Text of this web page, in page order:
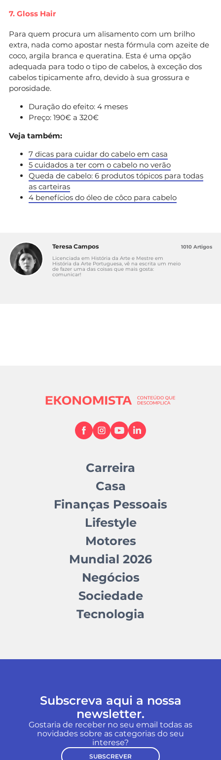
7. Gloss Hair
Para quem procura um alisamento com um brilho
extra, nada como apostar nesta fórmula com azeite de
coco, argila branca e queratina. Esta é uma opção
adequada para todo o tipo de cabelos, à exceção dos
cabelos tipicamente afro, devido à sua grossura e
porosidade.
Duração do efeito: 4 meses
Preço: 190€ a 320€
Veja também:
7 dicas para cuidar do cabelo em casa
5 cuidados a ter com o cabelo no verão
Queda de cabelo: 6 produtos tópicos para todas
as carteiras
4 benefícios do óleo de côco para cabelo
Teresa Campos
Licenciada em História da Arte e Mestre em
História da Arte Portuguesa, vê na escrita um meio
de fazer uma das coisas que mais gosta:
comunicar!
1010 Artigos
Carreira
Casa
Finanças Pessoais
Lifestyle
Motores
Mundial 2026
Negócios
Sociedade
Tecnologia
Subscreva aqui a nossa
newsletter.
Gostaria de receber no seu email todas as
novidades sobre as categorias do seu
interese?
SUBSCREVER